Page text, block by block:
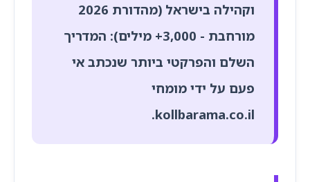
וקהילה בישראל (מהדורת 2026
מורחבת - 3,000+ מילים):
המדריך
השלם והפרקטי ביותר שנכתב אי
פעם על ידי מומחי
kollbarama.co.il
.